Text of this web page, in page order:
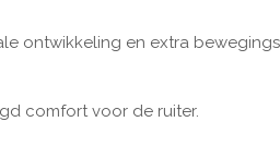
ontwikkeling en extra
comfort voor de ruiter.